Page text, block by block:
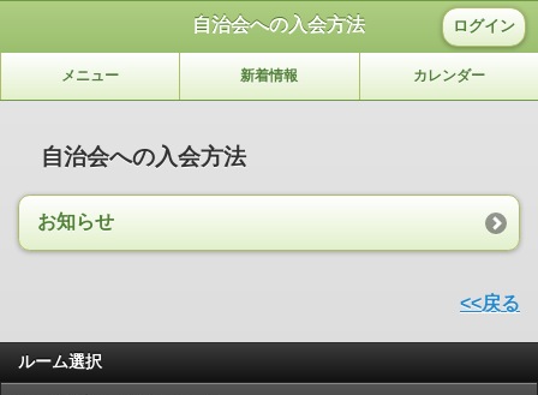
自治会への入会方法 ログイン
メニュー 新着情報 カレンダー
自治会への入会方法
お知らせ
<<戻る
ルーム選択